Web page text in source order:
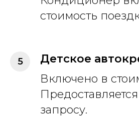
стоимость
Детское
Включено в
запросу.